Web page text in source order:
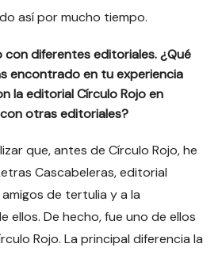
así por mucho tiempo.
con diferentes editoriales. ¿Qué
encontrado en tu experiencia
la editorial Círculo Rojo en
otras editoriales?
que, antes de Círculo Rojo, he
Cascabeleras, editorial
de tertulia y a la
ellos. De hecho, fue uno de ellos
Rojo. La principal diferencia la